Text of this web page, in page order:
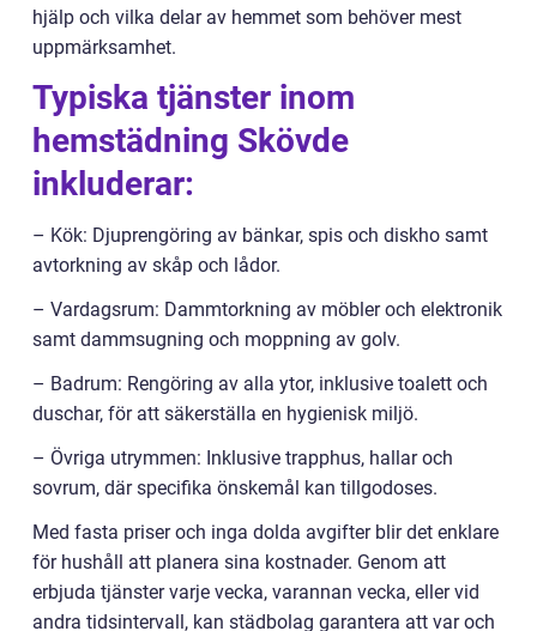
hjälp och vilka delar av hemmet som behöver mest
uppmärksamhet.
Typiska tjänster inom
hemstädning Skövde
inkluderar:
– Kök: Djuprengöring av bänkar, spis och diskho samt
avtorkning av skåp och lådor.
– Vardagsrum: Dammtorkning av möbler och elektronik
samt dammsugning och moppning av golv.
– Badrum: Rengöring av alla ytor, inklusive toalett och
duschar, för att säkerställa en hygienisk miljö.
– Övriga utrymmen: Inklusive trapphus, hallar och
sovrum, där specifika önskemål kan tillgodoses.
Med fasta priser och inga dolda avgifter blir det enklare
för hushåll att planera sina kostnader. Genom att
erbjuda tjänster varje vecka, varannan vecka, eller vid
andra tidsintervall, kan städbolag garantera att var och